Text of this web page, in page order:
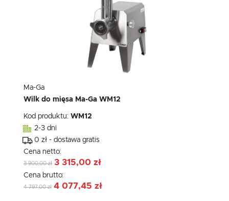
Ma-Ga
Wilk do mięsa Ma-Ga WM12
Kod produktu: WM12
2-3 dni
0 zł - dostawa gratis
Cena netto:
3 900,00 zł 3 315,00 zł
Cena brutto:
4 797,00 zł 4 077,45 zł